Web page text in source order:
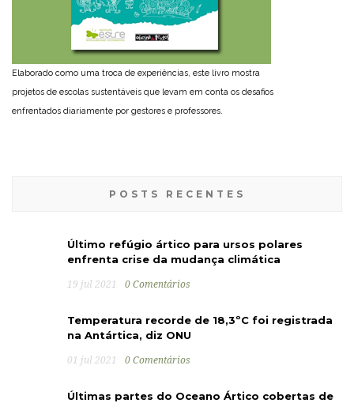
Elaborado como uma troca de experiências, este livro mostra
projetos de escolas sustentáveis que levam em conta os desafios
enfrentados diariamente por gestores e professores.
POSTS RECENTES
Último refúgio ártico para ursos polares
enfrenta crise da mudança climática
19 jul 2021 0 Comentários
Temperatura recorde de 18,3ºC foi registrada
na Antártica, diz ONU
01 jul 2021 0 Comentários
Últimas partes do Oceano Ártico cobertas de